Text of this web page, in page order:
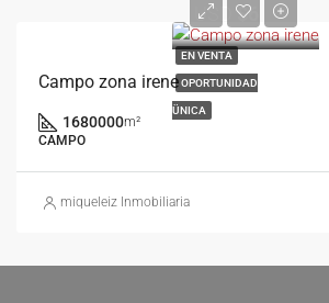
EN VENTA
OPORTUNIDAD
ÜNICA
USD$6
Campo zona irene
1680000m²
CAMPO
miqueleiz Inmobiliaria